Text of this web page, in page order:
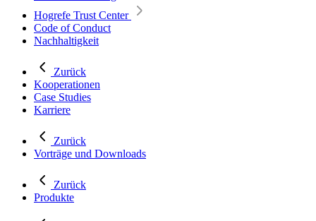
Hogrefe Trust Center
Code of Conduct
Nachhaltigkeit
Zurück
Kooperationen
Case Studies
Karriere
Zurück
Vorträge und Downloads
Zurück
Produkte